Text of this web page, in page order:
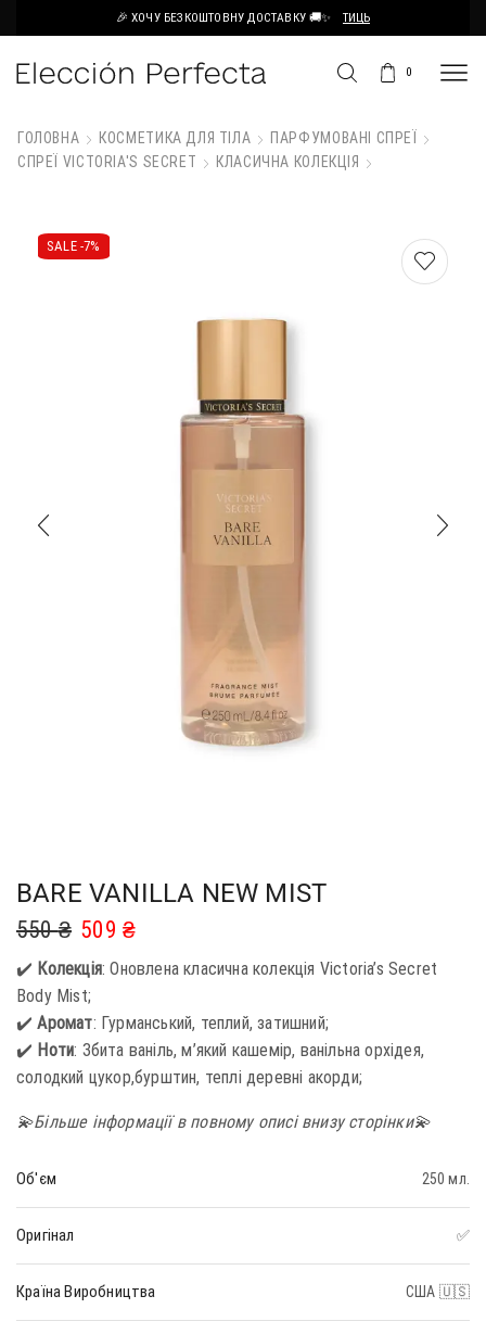
🎉 ХОЧУ БЕЗКОШТОВНУ ДОСТАВКУ 🚚✨ ТИЦЬ
0
ГОЛОВНА КОСМЕТИКА ДЛЯ ТІЛА
ПАРФУМОВАНІ СПРЕЇ
СПРЕЇ VICTORIA'S SECRET
КЛАСИЧНА КОЛЕКЦІЯ
SALE -7%
BARE VANILLA NEW MIST
550₴ 509₴
✔️ Колекція: Оновлена класична колекція Victoria’s Secret
Body Mist;
✔️Аромат: Гурманський, теплий, затишний;
✔️ Ноти: Збита ваніль, м’який кашемір, ванільна орхідея,
солодкий цукор,бурштин, теплі деревні акорди;
💫Більше інформації в повному описі внизу сторінки💫
Об'єм 250 мл.
Оригінал ✅
Країна Виробництва США 🇺🇸